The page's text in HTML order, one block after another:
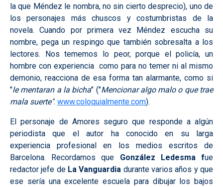
la que Méndez le nombra, no sin cierto desprecio), uno de
los personajes más chuscos y costumbristas de la
novela. Cuando por primera vez Méndez escucha su
nombre, pega un respingo que también sobresalta a los
lectores. Nos tememos lo peor, porque el policía, un
hombre con experiencia como para no temer ni al mismo
demonio, reacciona de esa forma tan alarmante, como si
"le mentaran a la bicha" ("Mencionar algo malo o que trae
mala suerte". www.coloquialmente.com).
El personaje de Amores seguro que responde a algún
periodista que el autor ha conocido en su larga
experiencia profesional en los medios escritos de
Barcelona. Recordamos que González Ledesma fue
redactor jefe de La Vanguardia durante varios años y que
ese sería una excelente escuela para dibujar los bajos